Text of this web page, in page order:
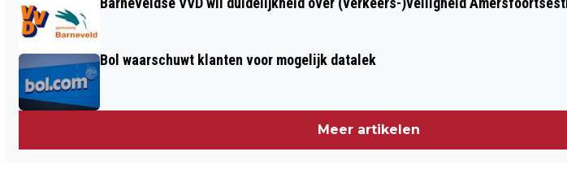
Bol waarschuwt klanten voor mogelijk datalek
Meer artikelen